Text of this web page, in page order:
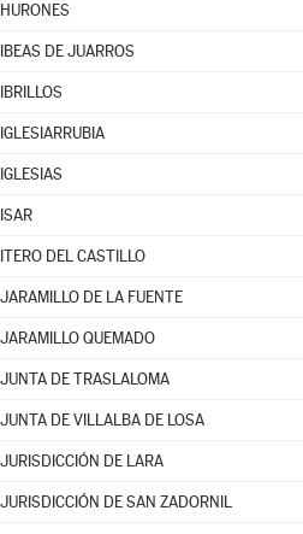
HURONES
IBEAS DE JUARROS
IBRILLOS
IGLESIARRUBIA
IGLESIAS
ISAR
ITERO DEL CASTILLO
JARAMILLO DE LA FUENTE
JARAMILLO QUEMADO
JUNTA DE TRASLALOMA
JUNTA DE VILLALBA DE LOSA
JURISDICCIÓN DE LARA
JURISDICCIÓN DE SAN ZADORNIL